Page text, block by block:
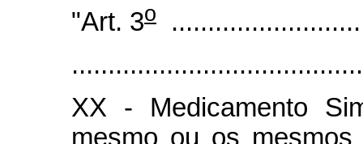
"Art. 3o
XX - Medicamento
mesmo ou os